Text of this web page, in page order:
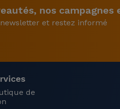
nos
et restez informé
de